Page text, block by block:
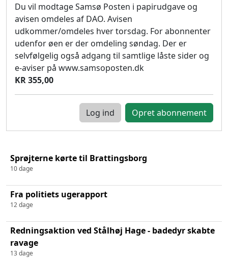
Du vil modtage Samsø Posten i papirudgave og
avisen omdeles af DAO. Avisen
udkommer/omdeles hver torsdag. For abonnenter
udenfor øen er der omdeling søndag. Der er
selvfølgelig også adgang til samtlige låste sider og
e-aviser på www.samsoposten.dk
KR 355,00
Log ind
Sprøjterne kørte til Brattingsborg
10 dage
Fra politiets ugerapport
12 dage
Redningsaktion ved Stålhøj Hage - badedyr skabte
ravage
13 dage